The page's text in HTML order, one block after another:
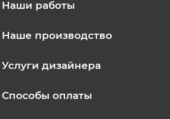
Наши работы
Наше производство
Услуги дизайнера
Способы оплаты